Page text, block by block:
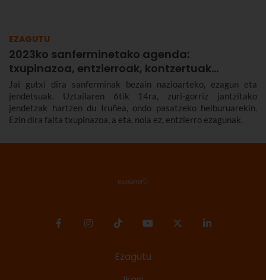
EZAGUTU
2023ko sanferminetako agenda:
txupinazoa, entzierroak, kontzertuak…
Jai gutxi dira sanferminak bezain nazioarteko, ezagun eta
jendetsuak. Uztailaren 6tik 14ra, zuri-gorriz jantzitako
jendetzak hartzen du Iruñea, ondo pasatzeko helburuarekin.
Ezin dira falta txupinazoa, a eta, nola ez, entzierro ezagunak.
Ezagutu